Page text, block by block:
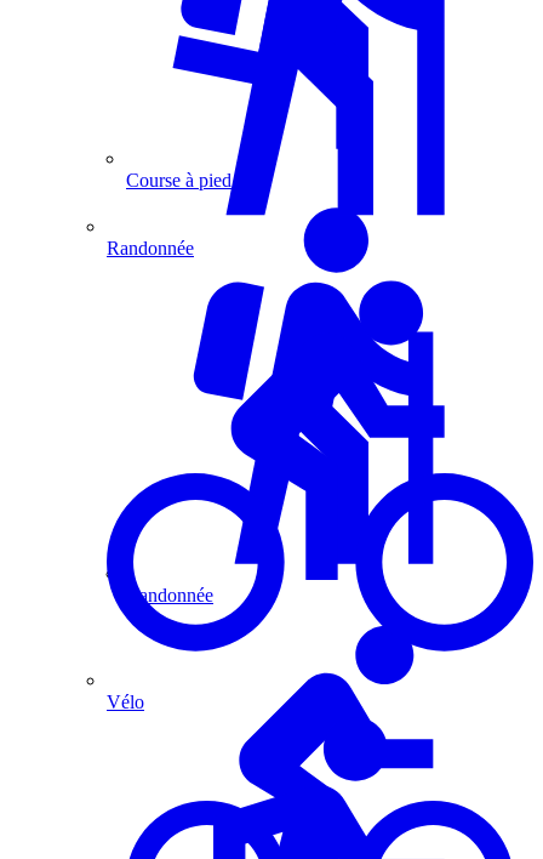
Course à pied
Randonnée
Randonnée
Vélo